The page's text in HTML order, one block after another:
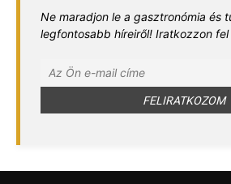
Ne maradjon le a gasztronómia és
legfontosabb híreiről! Iratkozzon